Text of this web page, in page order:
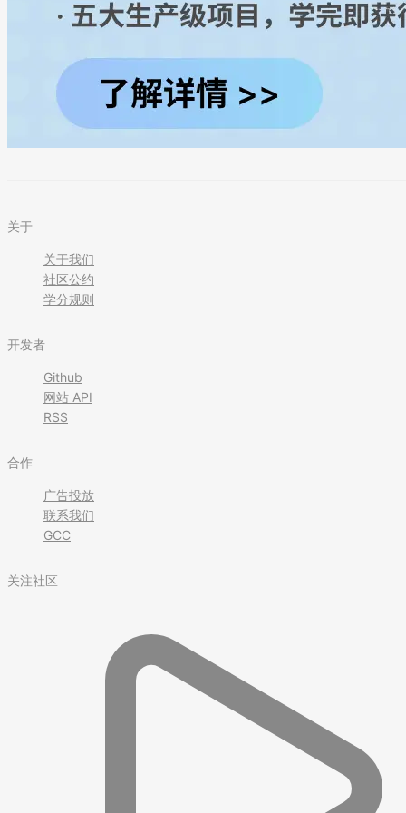
关于
关于我们
社区公约
学分规则
开发者
Github
网站 API
RSS
合作
广告投放
联系我们
GCC
关注社区